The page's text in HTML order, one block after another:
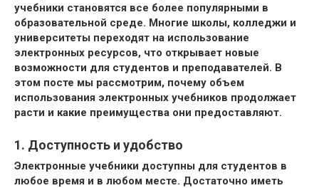
учебники становятся все более популярными в
образовательной среде. Многие школы, колледжи и
университеты переходят на использование
электронных ресурсов, что открывает новые
возможности для студентов и преподавателей. В
этом посте мы рассмотрим, почему объем
использования электронных учебников продолжает
расти и какие преимущества они предоставляют.
1. Доступность и удобство
Электронные учебники доступны для студентов в
любое время и в любом месте. Достаточно иметь